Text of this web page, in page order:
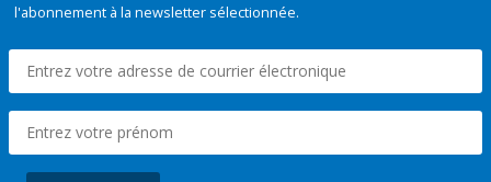
l'abonnement à la newsletter sélectionnée.